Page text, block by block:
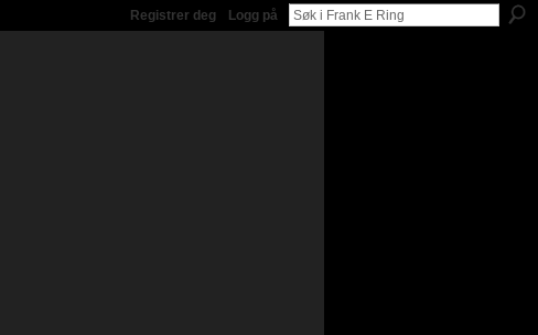
Registrer deg Logg på